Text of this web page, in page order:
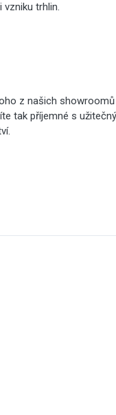
trhlin.
z našich showroomů
tak příjemné s